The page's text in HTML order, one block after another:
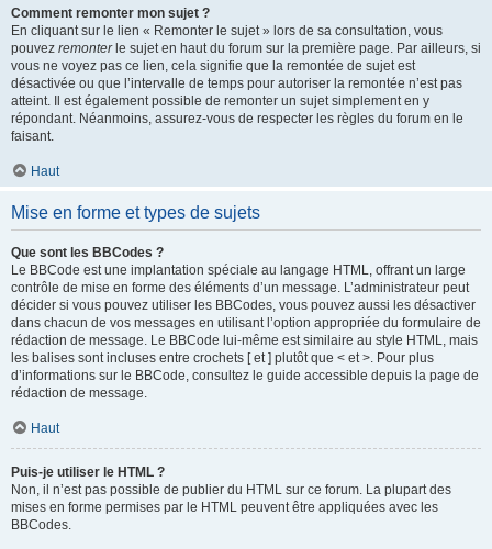
Comment remonter mon sujet ?
En cliquant sur le lien « Remonter le sujet » lors de sa consultation, vous
pouvez remonterle sujet en haut du forum sur la première page. Par ailleurs, si
vous ne voyez pas ce lien, cela signifie que la remontée de sujet est
désactivée ou que l’intervalle de temps pour autoriser la remontée n’est pas
atteint. Il est également possible de remonter un sujet simplement en y
répondant. Néanmoins, assurez-vous de respecter les règles du forum en le
faisant.
Haut
Mise en forme et types de sujets
Que sont les BBCodes ?
Le BBCode est une implantation spéciale au langage HTML, offrant un large
contrôle de mise en forme des éléments d’un message. L’administrateur peut
décider si vous pouvez utiliser les BBCodes, vous pouvez aussi les désactiver
dans chacun de vos messages en utilisant l’option appropriée du formulaire de
rédaction de message. Le BBCode lui-même est similaire au style HTML, mais
les balises sont incluses entre crochets [ et ] plutôt que < et >. Pour plus
d’informations sur le BBCode, consultez le guide accessible depuis la page de
rédaction de message.
Haut
Puis-je utiliser le HTML ?
Non, il n’est pas possible de publier du HTML sur ce forum. La plupart des
mises en forme permises par le HTML peuvent être appliquées avec les
BBCodes.